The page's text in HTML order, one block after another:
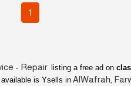
1
- Repair listing a free ad on
is Ysells in AlWafrah,